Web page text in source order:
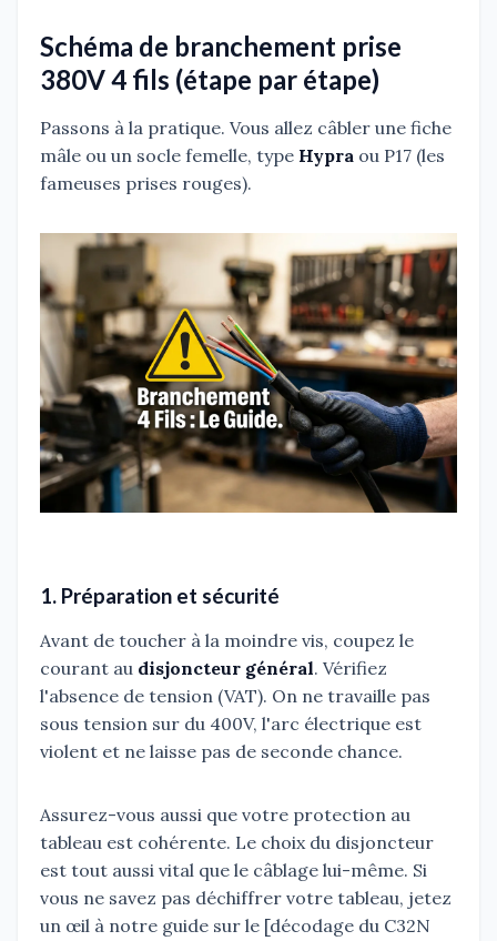
Schéma de branchement prise
380V 4 fils (étape par étape)
Passons à la pratique. Vous allez câbler une fiche
mâle ou un socle femelle, type Hypra ou P17 (les
fameuses prises rouges).
1. Préparation et sécurité
Avant de toucher à la moindre vis, coupez le
courant au disjoncteur général. Vérifiez
l'absence de tension (VAT). On ne travaille pas
sous tension sur du 400V, l'arc électrique est
violent et ne laisse pas de seconde chance.
Assurez-vous aussi que votre protection au
tableau est cohérente. Le choix du disjoncteur
est tout aussi vital que le câblage lui-même. Si
vous ne savez pas déchiffrer votre tableau, jetez
un œil à notre guide sur le [décodage du C32N